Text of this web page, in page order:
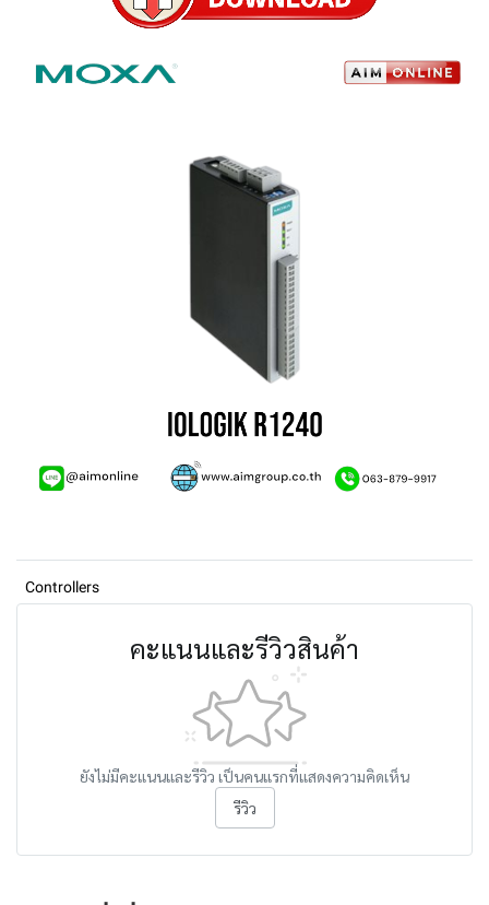
Controllers
คะแนนและรีวิวสินค้า
ยังไม่มีคะแนนและรีวิว เป็นคนแรกที่แสดงความคิดเห็น
รีวิว